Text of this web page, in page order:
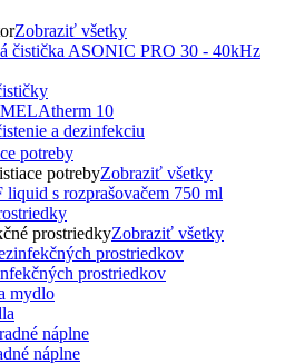
Zobraziť všetky
a dezinfekciu
potreby
potrebyZobraziť všetky
prostriedkyZobraziť všetky
prostriedkov
náplne